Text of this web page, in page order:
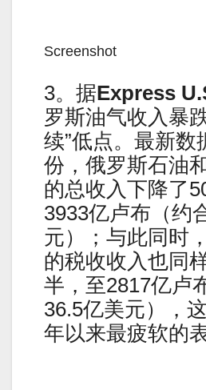
Screenshot
3。据Express
罗斯油气收入暴
续”低点。最新数
份，俄罗斯石油
的总收入下降了
3933亿卢布（约
元）；与此同时
的税收收入也同
半，至2817亿卢
36.5亿美元），
年以来最疲软的表